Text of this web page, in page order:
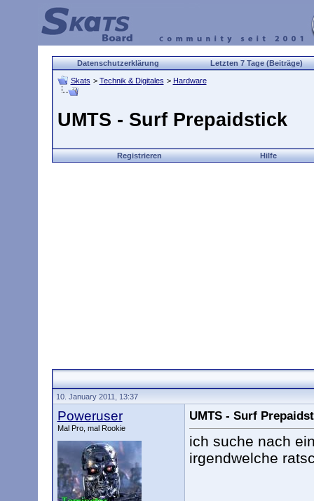
Datenschutzerklärung Letzten 7 Tage (Beiträge)
Skats > Technik & Digitales > Hardware
UMTS - Surf Prepaidstick
Registrieren Hilfe
10. January 2011, 13:37
Poweruser
Mal Pro, mal Rookie
UMTS - Surf
ich suche nach
irgendwelche